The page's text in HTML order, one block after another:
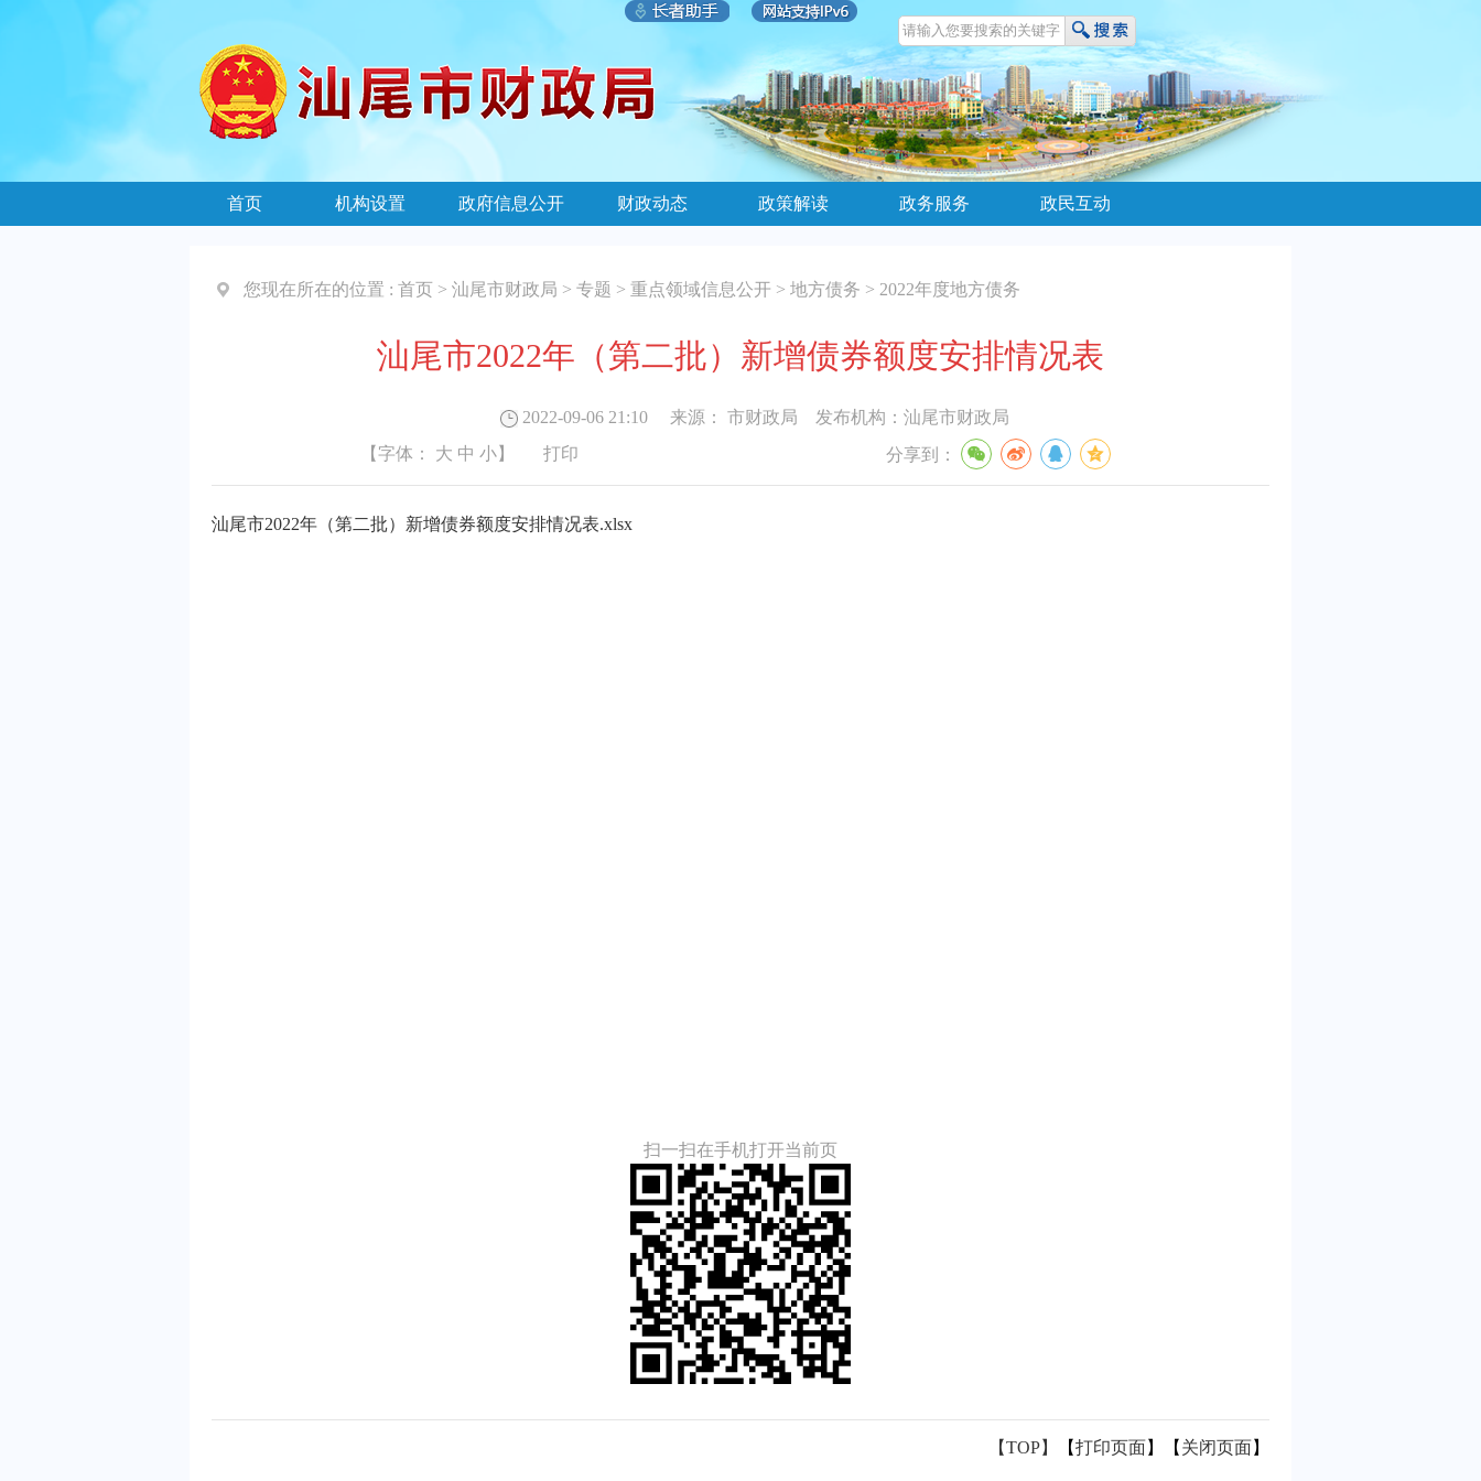
首页 机构设置 政府信息公开 财政动态 政策解读 政务服务 政民互动
您现在所在的位置 : 首页 > 汕尾市财政局 > 专题 > 重点领域信息公开 > 地方债务 > 2022年度地方债务
汕尾市2022年（第二批）新增债券额度安排情况表
2022-09-06 21:10来源： 市财政局 发布机构： 汕尾市财政局
【字体： 大 中 小】 打印 分享到：
汕尾市2022年（第二批）新增债券额度安排情况表.xlsx
扫一扫在手机打开当前页
【TOP】 【打印页面】【 关闭页面】